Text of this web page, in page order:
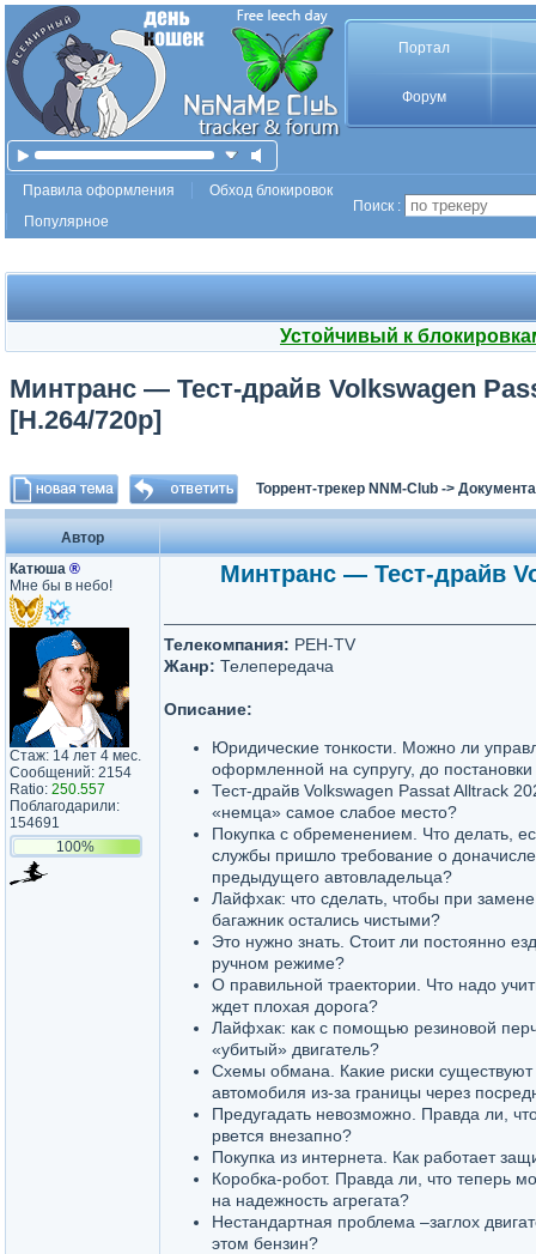
Портал
Форум
Правила оформления
Обход блокировок
Популярное
Поиск :
Устойчивый к
Минтранс — Тест-драйв Volkswagen
[H.264/720p]
Торрент-трекер NNM-Club ->
Автор
Катюша ®
Мне бы в небо!
Стаж: 14 лет 4 мес.
Сообщений: 2154
Ratio: 250.557
Поблагодарили:
154691
100%
Минтранс — Тест-драйв
Телекомпания: РЕН-TV
Жанр: Телепередача
Описание:
Юридические тонкости. Можно ли
оформленной на супругу, до
Тест-драйв Volkswagen Passat Alltrack
«немца» самое слабое место?
Покупка с обременением. Что делать,
службы пришло требование о
предыдущего автовладельца?
Лайфхак: что сделать, чтобы при
багажник остались чистыми?
Это нужно знать. Стоит ли постоянно
ручном режиме?
О правильной траектории. Что надо
ждет плохая дорога?
Лайфхак: как с помощью резиновой
«убитый» двигатель?
Схемы обмана. Какие риски существуют
автомобиля из-за границы через
Предугадать невозможно. Правда ли,
рвется внезапно?
Покупка из интернета. Как работает
Коробка-робот. Правда ли, что теперь
на надежность агрегата?
Нестандартная проблема –заглох
этом бензин?